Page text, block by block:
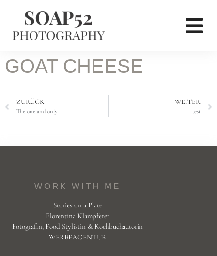
GOAT CHEESE
ZURÜCK
The one and only
WEITER
test
WORK WITH ME
Stories on a Plate
Florentina Klampferer
Fotografin, Food Stylistin & Kochbuchautorin
WERBEAGENTUR